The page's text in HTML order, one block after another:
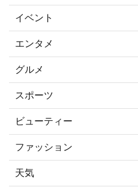
イベント
エンタメ
グルメ
スポーツ
ビューティー
ファッション
天気